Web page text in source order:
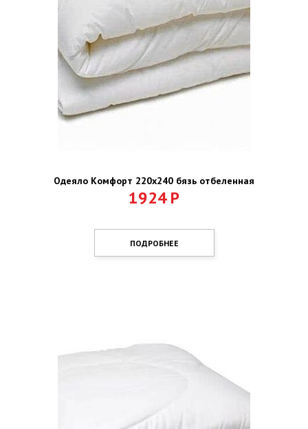
Одеяло Комфорт 220х240 бязь отбеленная
1924Р
ПОДРОБНЕЕ